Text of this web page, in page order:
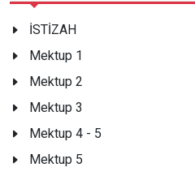
İSTİZAH
Mektup 1
Mektup 2
Mektup 3
Mektup 4 - 5
Mektup 5